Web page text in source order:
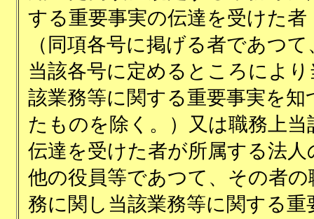
する重要事実の伝達を受けた者
（同項各号に掲げる者であつて
当該各号に定めるところにより
該業務等に関する重要事実を知
たものを除く。）又は職務上当
伝達を受けた者が所属する法人
他の役員等であつて、その者の
務に関し当該業務等に関する重